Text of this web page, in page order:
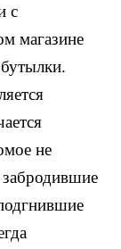
с
магазине
не